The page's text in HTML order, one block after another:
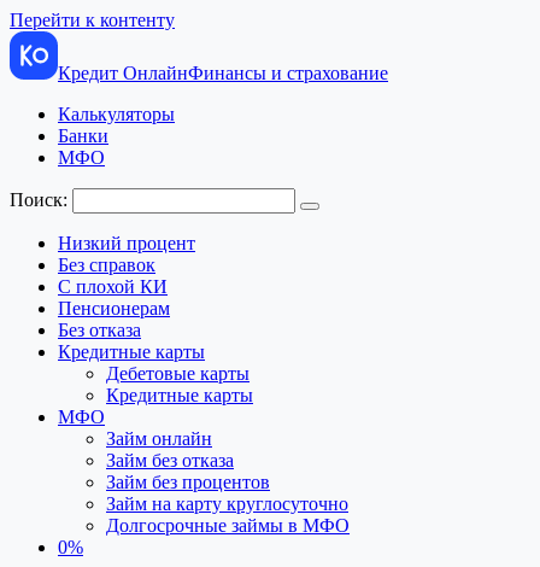
Перейти к контенту
Кредит ОнлайнФинансы и страхование
Калькуляторы
Банки
МФО
Поиск:
Низкий процент
Без справок
С плохой КИ
Пенсионерам
Без отказа
Кредитные карты
Дебетовые карты
Кредитные карты
МФО
Займ онлайн
Займ без отказа
Займ без процентов
Займ на карту круглосуточно
Долгосрочные займы в МФО
0%